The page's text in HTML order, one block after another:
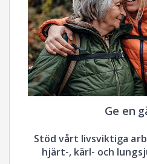
Ge en
Stöd vårt livsviktiga
hjärt-, kärl- och